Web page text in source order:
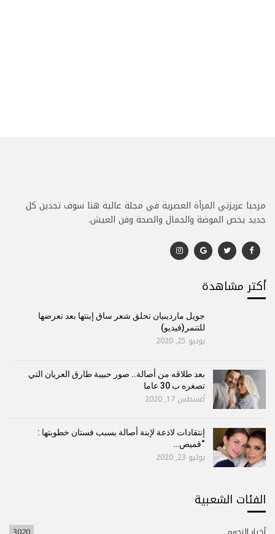
مرحبا عزيزتي المرأة العصرية في مجلة عالية هنا سوف تجدين كل
جديد يخص الموضة والجمال والصحة وفن العيش.
أكتر مشاهدة
جويل ماردينيان تحلق شعر ساق إبنتها بعد تعرضها
للتنمر(فيديو)
يونيو 25, 2020
بعد طلاقه من أصالة.. صور حبيبة طارق العريان التي
تصغره ب 30 عاما
أغسطس 17, 2020
إنتقادات لاذعة لإبنة أصالة بسبب فستان خطوبتها :
“قميص…
يوليو 23, 2020
الفئات الشعبية